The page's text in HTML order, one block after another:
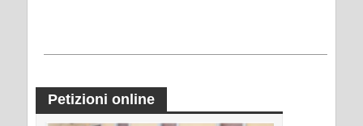
Petizioni online